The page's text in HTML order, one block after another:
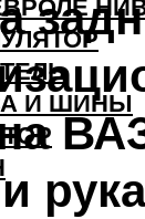
И ШИНЫ